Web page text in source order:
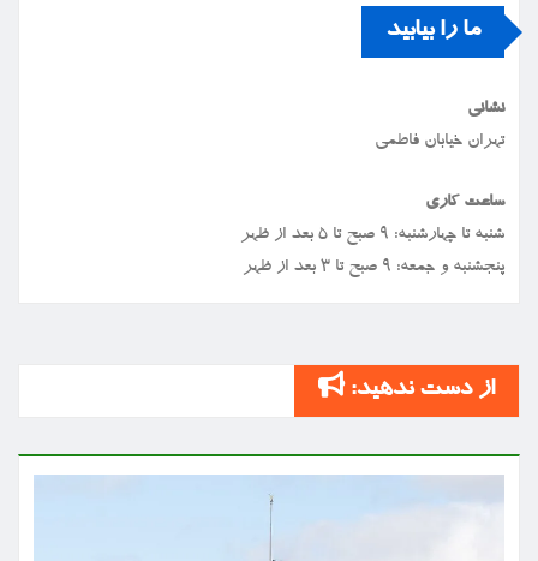
ما را بیابید
نشانی
تهران خیابان فاطمی
ساعت کاری
شنبه تا چهارشنبه: ۹ صبح تا ۵ بعد از ظهر
پنجشنبه و جمعه: ۹ صبح تا ۳ بعد از ظهر
از دست ندهید: